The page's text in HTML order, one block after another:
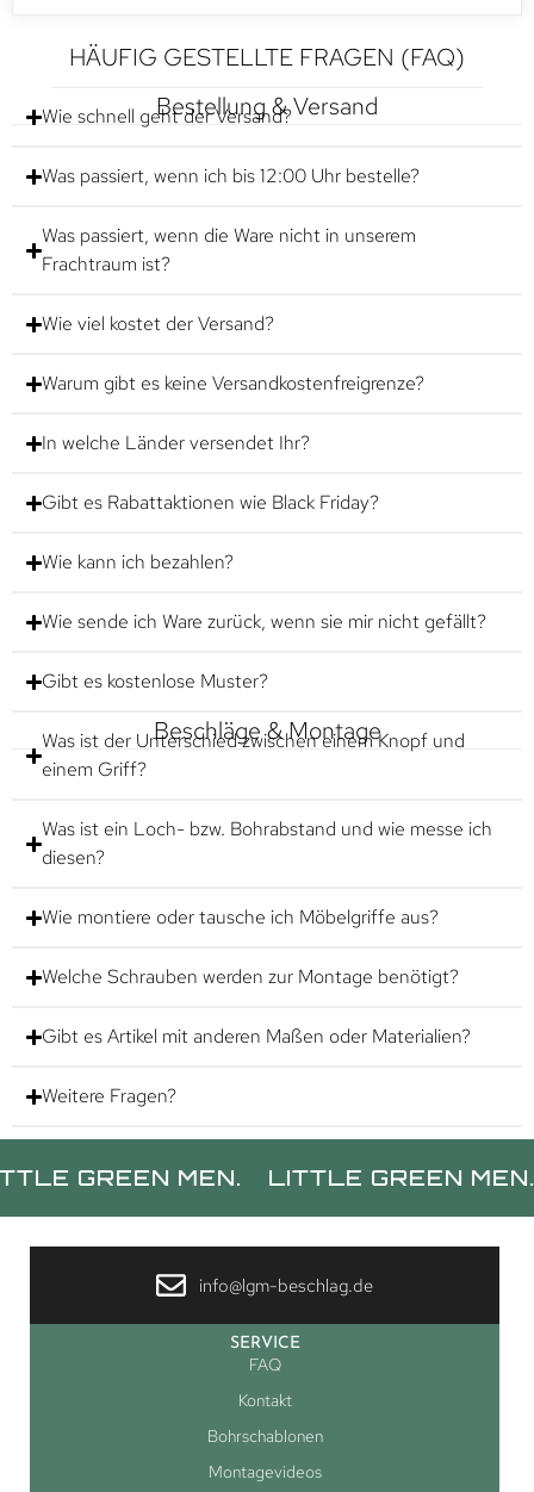
HÄUFIG GESTELLTE FRAGEN (FAQ)
Bestellung & Versand
Wie schnell geht der Versand?
Was passiert, wenn ich bis 12:00 Uhr bestelle?
Was passiert, wenn die Ware nicht in unserem
Frachtraum ist?
Wie viel kostet der Versand?
Warum gibt es keine Versandkostenfreigrenze?
In welche Länder versendet Ihr?
Gibt es Rabattaktionen wie Black Friday?
Wie kann ich bezahlen?
Wie sende ich Ware zurück, wenn sie mir nicht gefällt?
Gibt es kostenlose Muster?
Beschläge & Montage
Was ist der Unterschied zwischen einem Knopf und
einem Griff?
Was ist ein Loch- bzw. Bohrabstand und wie messe ich
diesen?
Wie montiere oder tausche ich Möbelgriffe aus?
Welche Schrauben werden zur Montage benötigt?
Gibt es Artikel mit anderen Maßen oder Materialien?
Weitere Fragen?
MEN. LITTLE GREEN MEN.
info@lgm-beschlag.de
SERVICE
FAQ
Kontakt
Bohrschablonen
Montagevideos